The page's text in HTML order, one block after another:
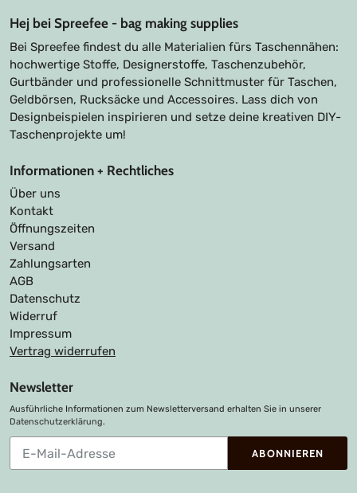
Hej bei Spreefee - bag making supplies
Bei Spreefee findest du alle Materialien fürs Taschennähen:
hochwertige Stoffe, Designerstoffe, Taschenzubehör,
Gurtbänder und professionelle Schnittmuster für Taschen,
Geldbörsen, Rucksäcke und Accessoires. Lass dich von
Designbeispielen inspirieren und setze deine kreativen DIY-
Taschenprojekte um!
Informationen + Rechtliches
Über uns
Kontakt
Öffnungszeiten
Versand
Zahlungsarten
AGB
Datenschutz
Widerruf
Impressum
Vertrag widerrufen
Newsletter
Ausführliche Informationen zum Newsletterversand erhalten Sie in unserer
Datenschutzerklärung.
unsere
ABONNIEREN